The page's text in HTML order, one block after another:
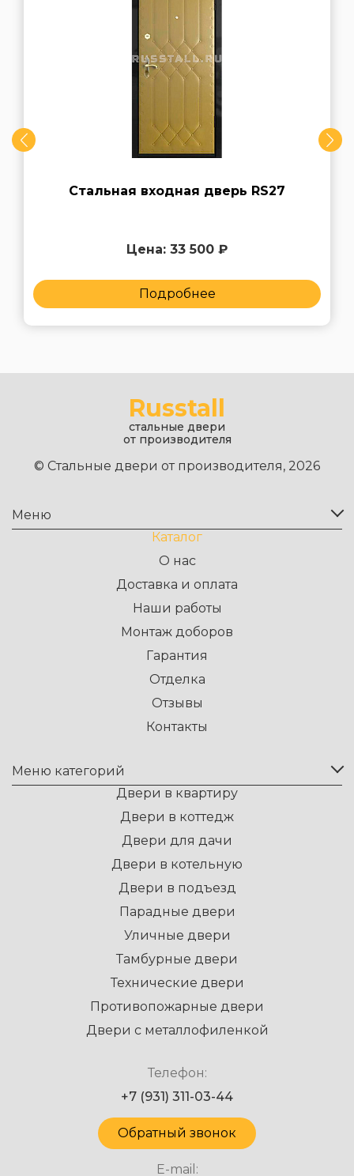
Стальная входная дверь RS27
Цена: 33 500 ₽
Подробнее
Russtall
стальные двери
от производителя
© Стальные двери от производителя, 2026
Меню
Каталог
О нас
Доставка и оплата
Наши работы
Монтаж доборов
Гарантия
Отделка
Отзывы
Контакты
Меню категорий
Двери в квартиру
Двери в коттедж
Двери для дачи
Двери в котельную
Двери в подъезд
Парадные двери
Уличные двери
Тамбурные двери
Технические двери
Противопожарные двери
Двери с металлофиленкой
Телефон:
+7 (931) 311-03-44
Обратный звонок
E-mail: